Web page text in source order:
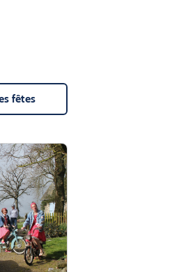
fêtes